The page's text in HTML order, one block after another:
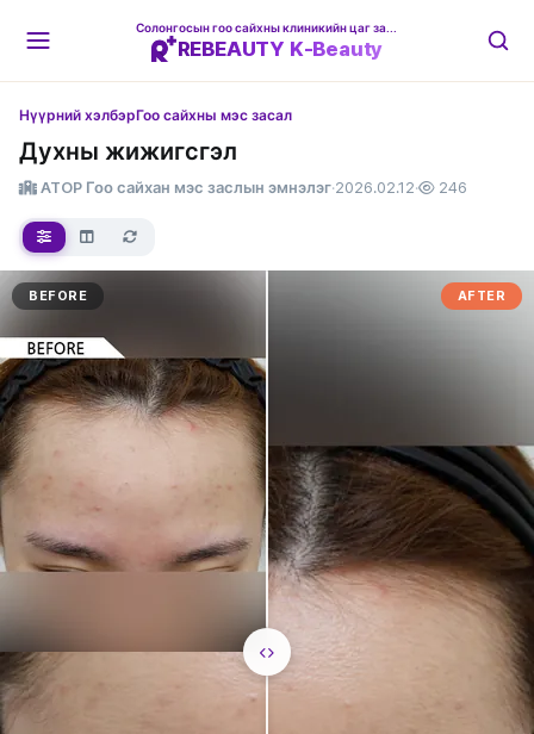
REBEAUTY K-Beauty
Нүүрний хэлбэрГоо сайхны мэс засал
Духны жижигсгэл
ATOP Гоо сайхан мэс заслын эмнэлэг·2026.02.12· 246
AFTER
BEFORE